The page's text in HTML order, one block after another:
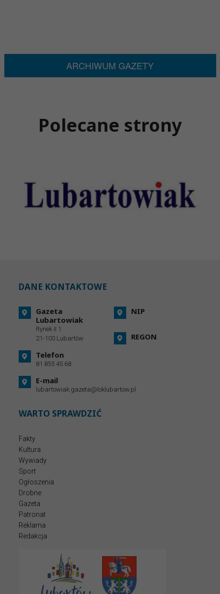
ARCHIWUM GAZETY
Polecane strony
DANE KONTAKTOWE
Gazeta
Lubartowiak
Rynek II 1
21-100 Lubartów
Telefon
81 855 45 68
E-mail
lubartowiak.gazeta@loklubartow.pl
NIP
REGON
WARTO SPRAWDZIĆ
Fakty
Kultura
Wywiady
Sport
Ogłoszenia
Drobne
Gazeta
Patronat
Reklama
Redakcja